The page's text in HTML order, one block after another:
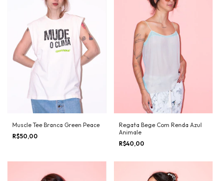
Muscle Tee Branca Green Peace
R$50,00
Regata Bege Com Renda Azul
Animale
R$40,00